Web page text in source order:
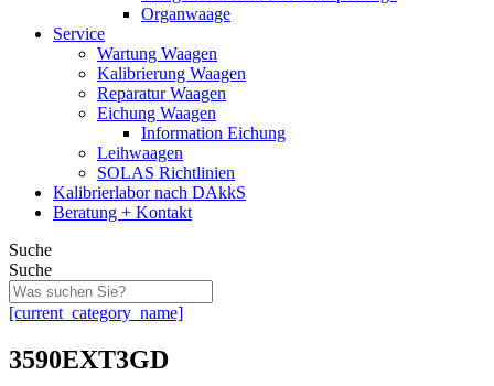
Organwaage
Service
Wartung Waagen
Kalibrierung Waagen
Reparatur Waagen
Eichung Waagen
Information Eichung
Leihwaagen
SOLAS Richtlinien
Kalibrierlabor nach DAkkS
Beratung + Kontakt
Suche
Suche
[current_category_name]
3590EXT3GD